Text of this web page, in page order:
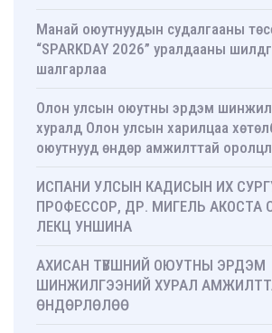
Манай оюутнуудын судалгааны
“SPARKDAY 2026” уралдааны
шалгарлаа
Олон улсын оюутны эрдэм
хуралд Олон улсын харилцаа
оюутнууд өндөр амжилттай
ИСПАНИ УЛСЫН КАДИСЫН ИХ
ПРОФЕССОР, ДР. МИГЕЛЬ АКОСТА
ЛЕКЦ УНШИНА
АХИСАН ТҮВШНИЙ ОЮУТНЫ ЭРДЭМ
ШИНЖИЛГЭЭНИЙ ХУРАЛ
ӨНДӨРЛӨЛӨӨ